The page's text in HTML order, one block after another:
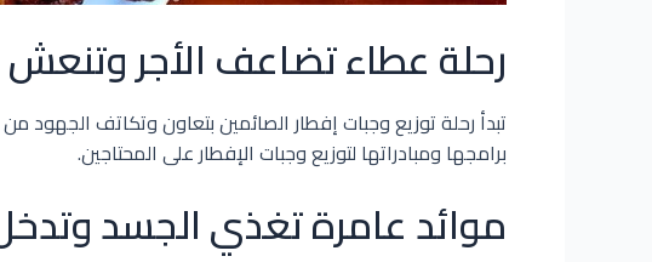
رحلة عطاء تضاعف الأجر وتنعش
تبدأ رحلة توزيع وجبات إفطار الصائمين بتعاون وتكاتف الجهود
برامجها ومبادراتها لتوزيع وجبات الإفطار على المحتاجين.
موائد عامرة تغذي الجسد